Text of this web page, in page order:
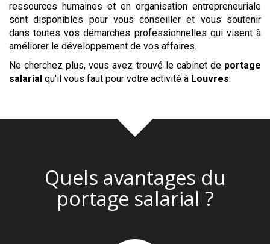
ressources humaines et en organisation entrepreneuriale
sont disponibles pour vous conseiller et vous soutenir
dans toutes vos démarches professionnelles qui visent à
améliorer le développement de vos affaires.
Ne cherchez plus, vous avez trouvé le cabinet de portage
salarial qu'il vous faut pour votre activité à Louvres.
Quels avantages du
portage salarial ?